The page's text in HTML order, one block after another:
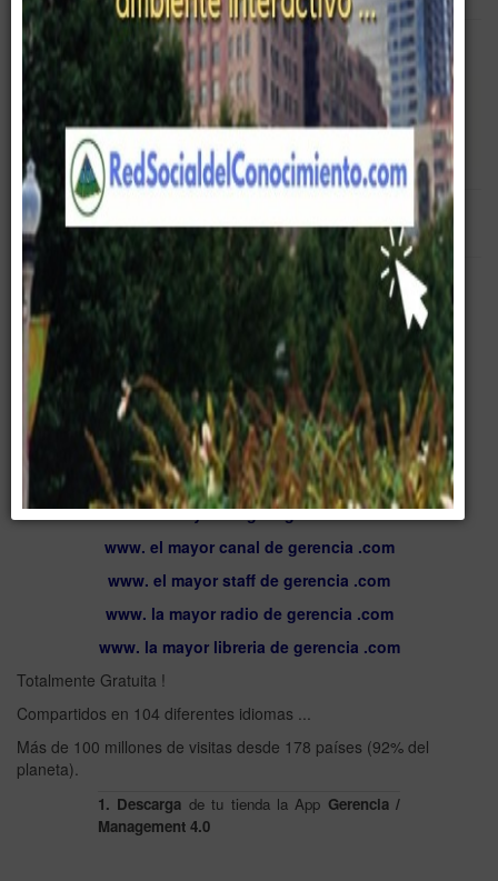
Pirámide Digital Destacados Corporativo App
Todos nuestros portales en una sola App ...
Con mucha satisfacción presentamos la App Gerencia /
Management 4.0 ©
Siete portales de Gerencia en una sola App ...
www. el mayor portal de gerencia .com
www. la mayor universidad de gerencia .com
www. el mayor foro de gerencia .com
www. la mayor comunidad de gerencia .com
www. el mayor blog de gerencia .com
www. el mayor canal de gerencia .com
www. el mayor staff de gerencia .com
www. la mayor radio de gerencia .com
www. la mayor libreria de gerencia .com
Totalmente Gratuita !
Compartidos en 104 diferentes idiomas ...
Más de 100 millones de visitas desde 178 países (92% del
planeta).
1. Descarga de tu tienda la App Gerencia /
Management 4.0